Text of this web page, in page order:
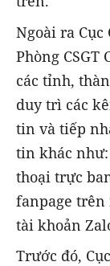
Ngoài ra Cục
Phòng CSGT
các tỉnh,
duy trì các
tin và tiếp
tin khác như:
thoại trực
fanpage trên
tài khoản
Trước đó,